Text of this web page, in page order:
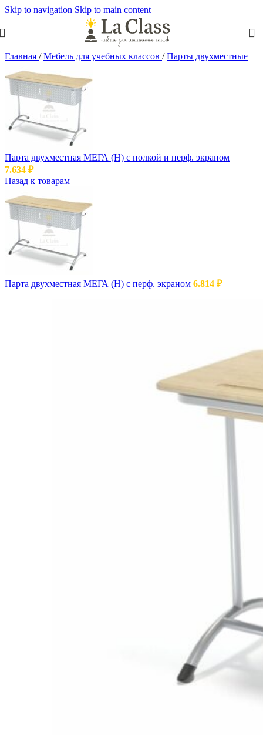
Skip to navigation Skip to main content
Главная / Мебель для учебных классов / Парты двухместные
Парта двухместная МЕГА (Н) с полкой и перф. экраном
7.634 ₽
Назад к товарам
Парта двухместная МЕГА (Н) с перф. экраном 6.814 ₽